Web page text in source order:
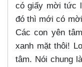
có giấy mời tức
đó thì mới có
Các con yên
xanh mặt thôi!
tâm. Nói chung